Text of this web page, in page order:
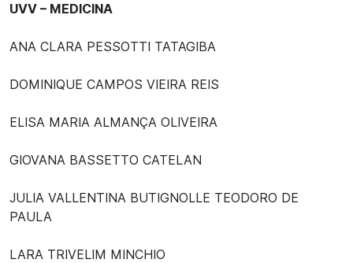
UVV – MEDICINA
ANA CLARA PESSOTTI TATAGIBA
DOMINIQUE CAMPOS VIEIRA REIS
ELISA MARIA ALMANÇA OLIVEIRA
GIOVANA BASSETTO CATELAN
JULIA VALLENTINA BUTIGNOLLE TEODORO DE
PAULA
LARA TRIVELIM MINCHIO